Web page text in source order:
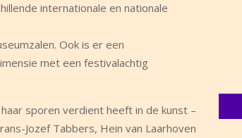
internationale en nationale
Ook is er een
met een festivalachtig
sporen verdient heeft in de kunst –
Jozef Tabbers, Hein van Laarhoven